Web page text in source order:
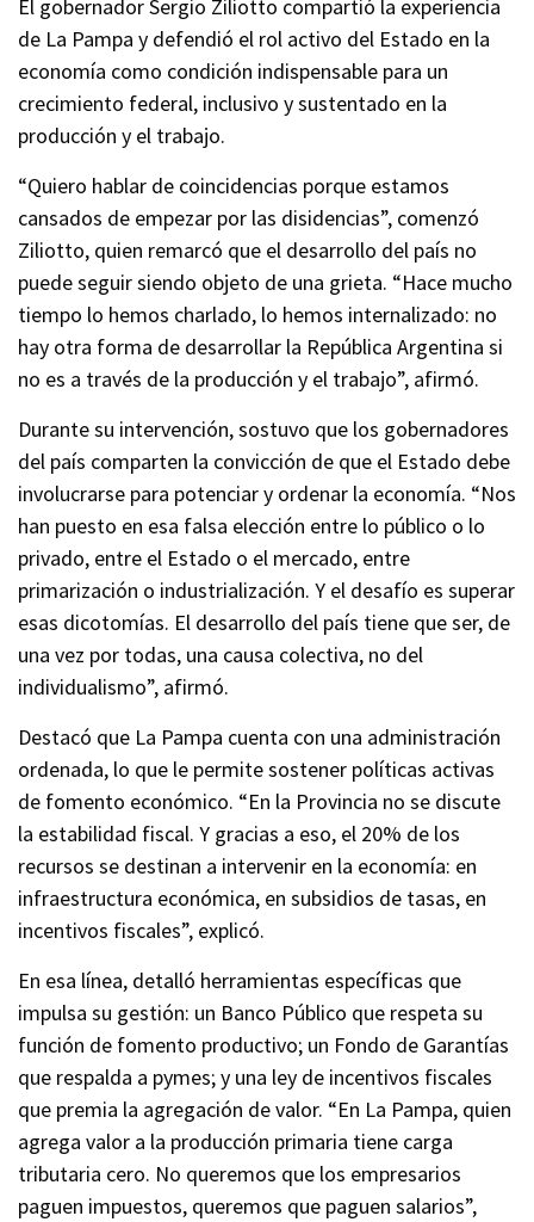
El gobernador Sergio Ziliotto compartió la experiencia
de La Pampa y defendió el rol activo del Estado en la
economía como condición indispensable para un
crecimiento federal, inclusivo y sustentado en la
producción y el trabajo.
“Quiero hablar de coincidencias porque estamos
cansados de empezar por las disidencias”, comenzó
Ziliotto, quien remarcó que el desarrollo del país no
puede seguir siendo objeto de una grieta. “Hace mucho
tiempo lo hemos charlado, lo hemos internalizado: no
hay otra forma de desarrollar la República Argentina si
no es a través de la producción y el trabajo”, afirmó.
Durante su intervención, sostuvo que los gobernadores
del país comparten la convicción de que el Estado debe
involucrarse para potenciar y ordenar la economía. “Nos
han puesto en esa falsa elección entre lo público o lo
privado, entre el Estado o el mercado, entre
primarización o industrialización. Y el desafío es superar
esas dicotomías. El desarrollo del país tiene que ser, de
una vez por todas, una causa colectiva, no del
individualismo”, afirmó.
Destacó que La Pampa cuenta con una administración
ordenada, lo que le permite sostener políticas activas
de fomento económico. “En la Provincia no se discute
la estabilidad fiscal. Y gracias a eso, el 20% de los
recursos se destinan a intervenir en la economía: en
infraestructura económica, en subsidios de tasas, en
incentivos fiscales”, explicó.
En esa línea, detalló herramientas específicas que
impulsa su gestión: un Banco Público que respeta su
función de fomento productivo; un Fondo de Garantías
que respalda a pymes; y una ley de incentivos fiscales
que premia la agregación de valor. “En La Pampa, quien
agrega valor a la producción primaria tiene carga
tributaria cero. No queremos que los empresarios
paguen impuestos, queremos que paguen salarios”,